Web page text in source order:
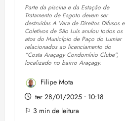
Parte da piscina e da Estação de
Tratamento de Esgoto devem ser
destruídas A Vara de Direitos Difusos e
Coletivos de São Luís anulou todos os
atos do Município de Paço do Lumiar
relacionados ao licenciamento do
“Costa Araçagy Condomínio Clube”,
localizado no bairro Araçagy.
Filipe Mota
ter 28/01/2025 • 10:18
⚐ 3 min de leitura